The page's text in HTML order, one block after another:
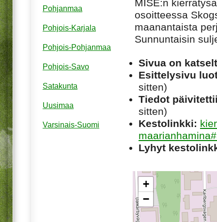
MISE:n
osoitteessa
maanantaista
Sunnuntaisin
Sivua on
Esittelysivu
sitten)
Tiedot
sitten)
Kestolinkki:
Lyhyt
+
−
Pohjanmaa
Pohjois-Karjala
Pohjois-Pohjanmaa
Pohjois-Savo
Satakunta
Uusimaa
Varsinais-Suomi